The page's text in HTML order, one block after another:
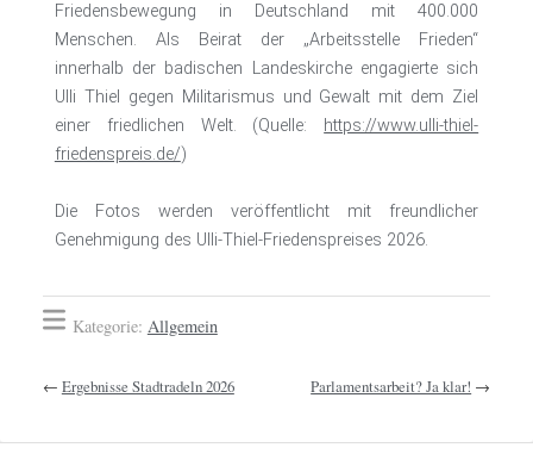
Friedensbewegung in Deutschland mit 400.000
Menschen. Als Beirat der „Arbeitsstelle Frieden“
innerhalb der badischen Landeskirche engagierte sich
Ulli Thiel gegen Militarismus und Gewalt mit dem Ziel
einer friedlichen Welt. (Quelle:
https://www.ulli-thiel-
friedenspreis.de/)
Die Fotos werden veröffentlicht mit freundlicher
Genehmigung des Ulli-Thiel-Friedenspreises 2026.
Kategorie: Allgemein
← Ergebnisse Stadtradeln 2026 Parlamentsarbeit? Ja klar! →